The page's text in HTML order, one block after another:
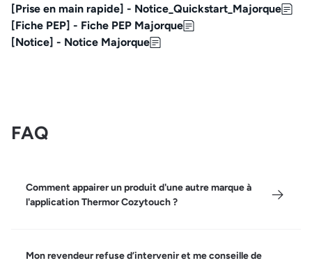
[Prise en main rapide] - Notice_Quickstart_Majorque
[Fiche PEP] - Fiche PEP Majorque
[Notice] - Notice Majorque
FAQ
Comment appairer un produit d'une autre marque à
l'application Thermor Cozytouch ?
Mon revendeur refuse d’intervenir et me conseille de